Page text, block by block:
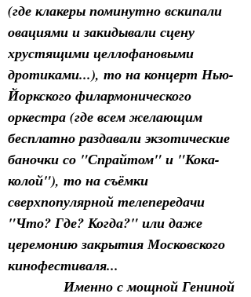
(где клакеры поминутно вскипали
овациями и закидывали сцену
хрустящими целлофановыми
дротиками...), то на концерт Нью-
Йоркского филармонического
оркестра (где всем желающим
бесплатно раздавали экзотические
баночки со "Спрайтом" и "Кока-
колой"), то на съёмки
сверхпопулярной телепередачи
"Что? Где? Когда?" или даже
церемонию закрытия Московского
кинофестиваля...
Именно с мощной Гениной